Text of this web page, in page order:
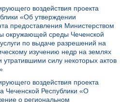
воздействия проекта
«Об утверждении
предоставления Министерством
окружающей среды Чеченской
по выдаче разрешений на
изучению недр на землях
силу некоторых актов
воздействия проекта
Чеченской Республики «О
о региональном